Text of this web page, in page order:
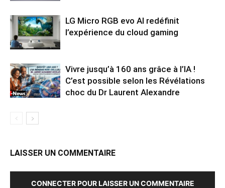
LG Micro RGB evo AI redéfinit
l’expérience du cloud gaming
Vivre jusqu’à 160 ans grâce à l’IA !
C’est possible selon les Révélations
choc du Dr Laurent Alexandre
LAISSER UN COMMENTAIRE
CONNECTER POUR LAISSER UN COMMENTAIRE